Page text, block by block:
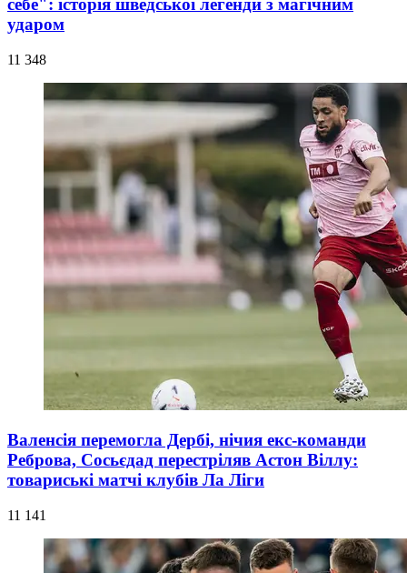
себе": історія шведської легенди з магічним
ударом
11 348
Валенсія перемогла Дербі, нічия екс-команди
Реброва, Сосьєдад перестріляв Астон Віллу:
товариські матчі клубів Ла Ліги
11 141